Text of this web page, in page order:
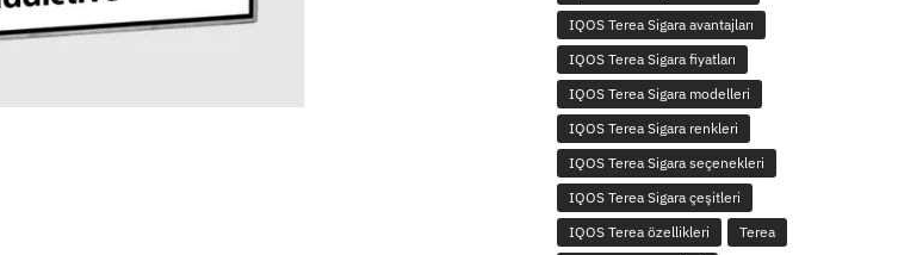
IQOS Terea Sigara avantajları
IQOS Terea Sigara fiyatları
IQOS Terea Sigara modelleri
IQOS Terea Sigara renkleri
IQOS Terea Sigara seçenekleri
IQOS Terea Sigara çeşitleri
IQOS Terea özellikleri
Terea